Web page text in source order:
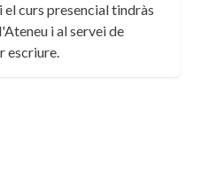
curs presencial tindràs
i al servei de
escriure.